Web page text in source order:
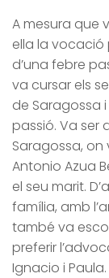
A mesura que
ella la vocació
d’una febre
va cursar els
de Saragossa
passió. Va ser
Saragossa, on
Antonio Azua
el seu marit.
família, amb
també va
preferir
Ignacio i Paula.